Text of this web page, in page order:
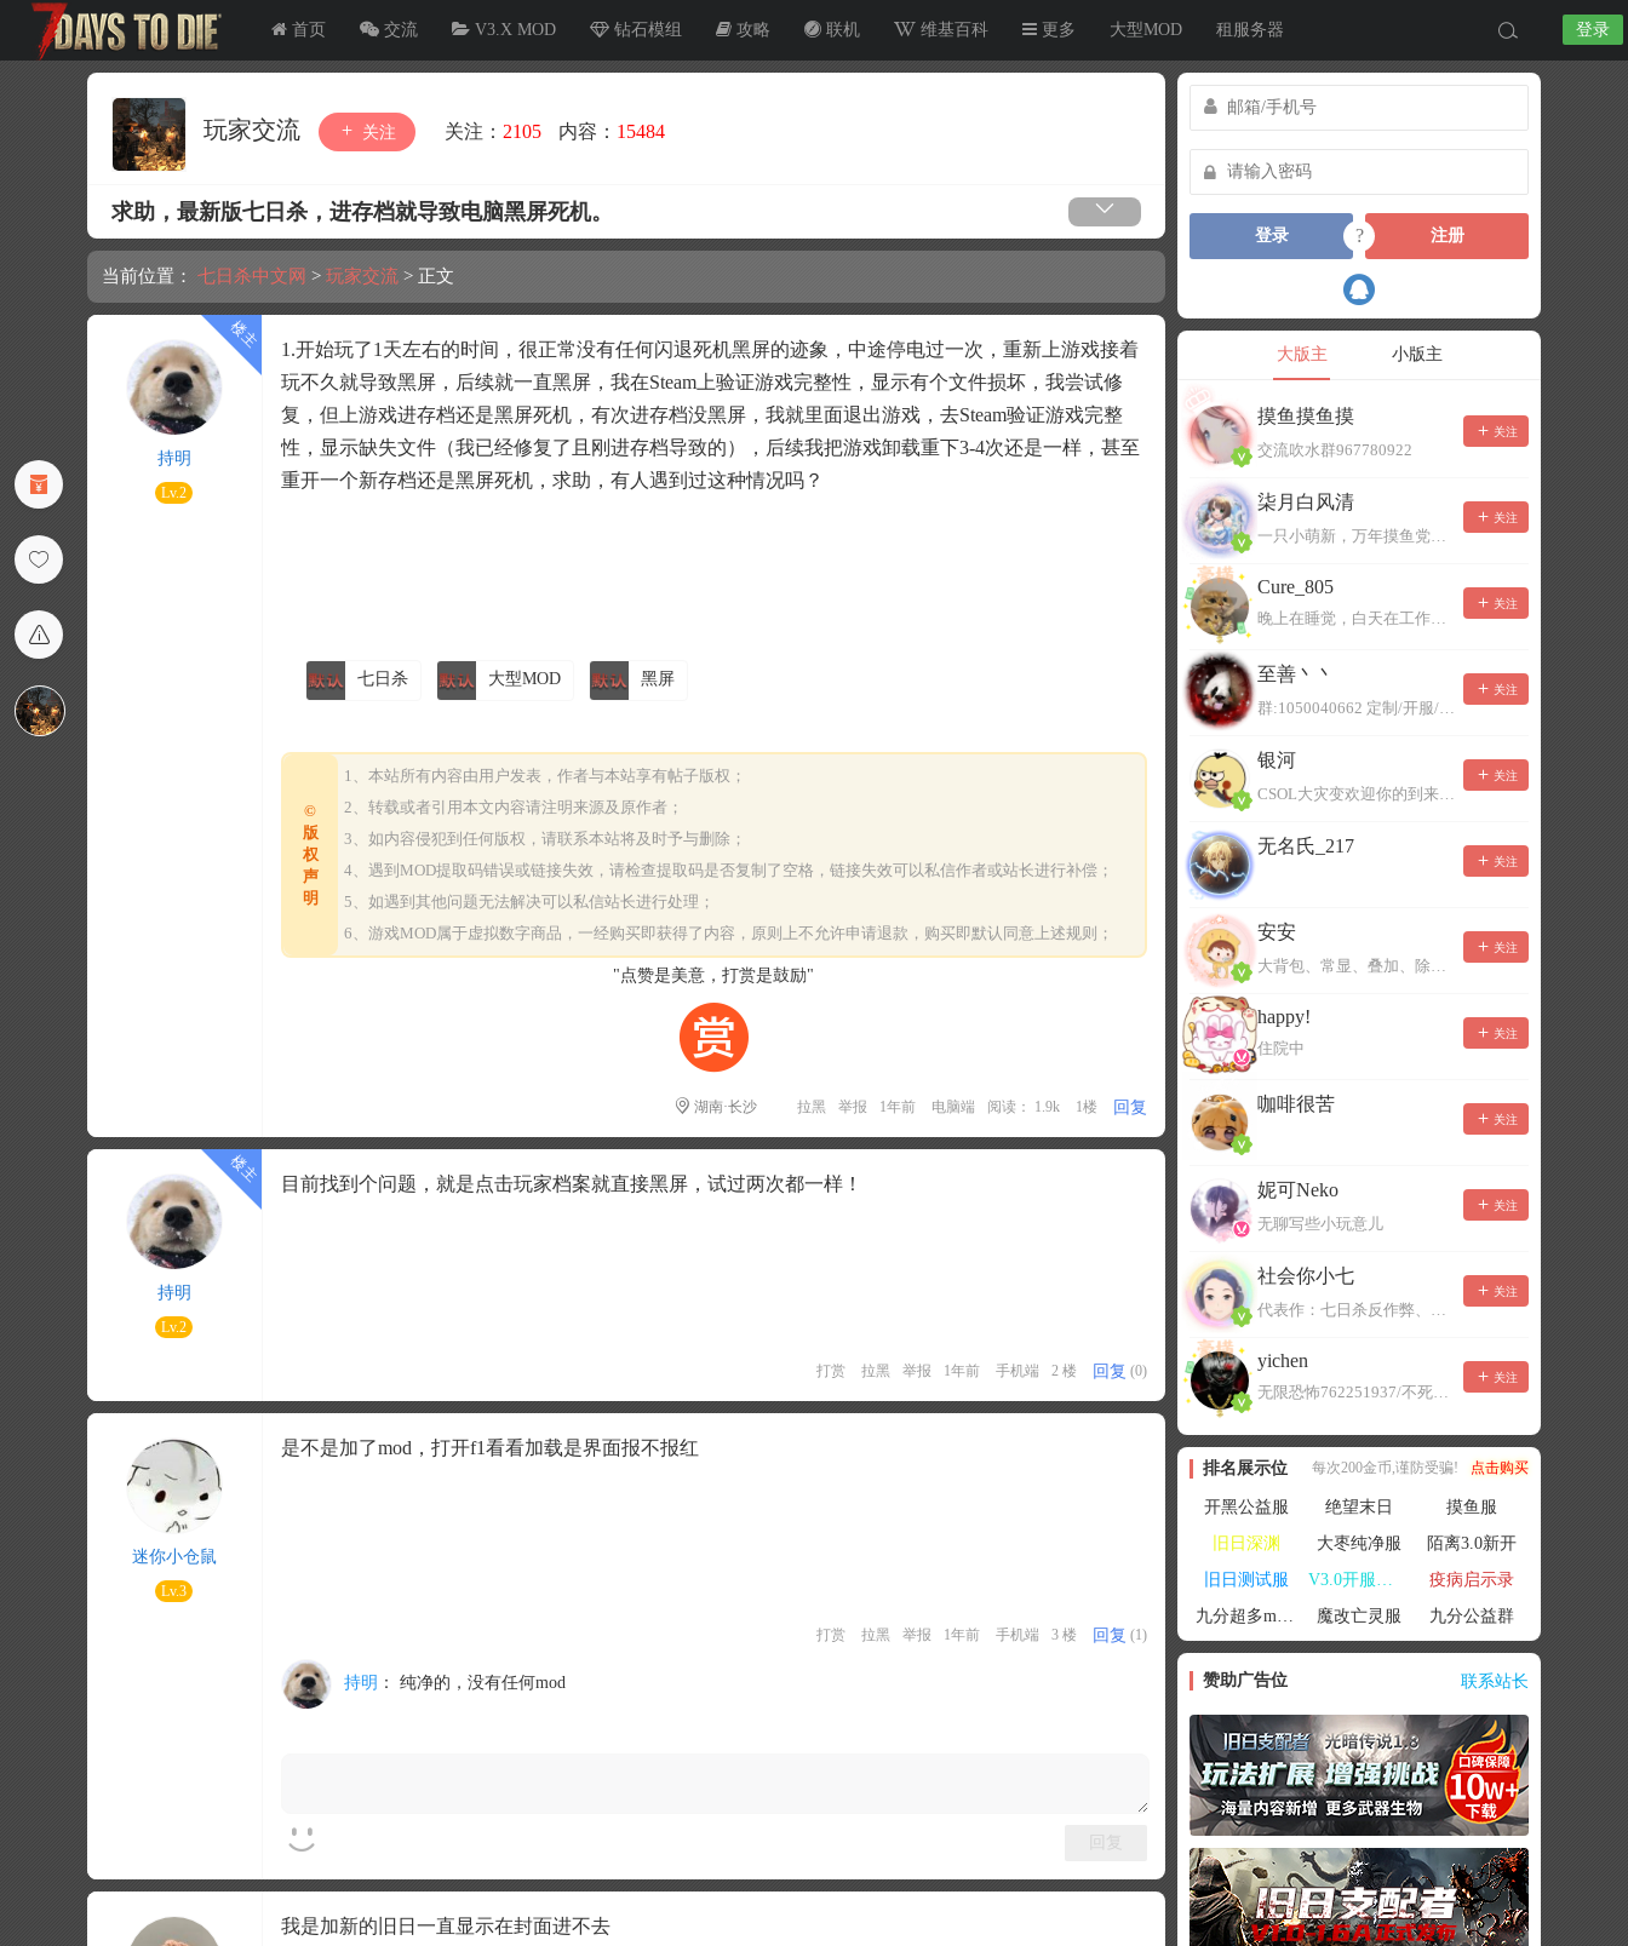
首页 交流 V3.X MOD 钻石模组 攻略 联机 维基百科 更多 大型MOD 租服务器 登录
玩家交流 关注 关注： 2105 内容： 15484
求助，最新版七日杀，进存档就导致电脑黑屏死机。
当前位置： 七日杀中文网 > 玩家交流 > 正文
持明
Lv.2
1.开始玩了1天左右的时间，很正常没有任何闪退死机黑屏的迹象，中途停电过一次，重新上游戏接着
玩不久就导致黑屏，后续就一直黑屏，我在Steam上验证游戏完整性，显示有个文件损坏，我尝试修
复，但上游戏进存档还是黑屏死机，有次进存档没黑屏，我就里面退出游戏，去Steam验证游戏完整
性，显示缺失文件（我已经修复了且刚进存档导致的），后续我把游戏卸载重下3-4次还是一样，甚至
重开一个新存档还是黑屏死机，求助，有人遇到过这种情况吗？
七日杀 大型MOD 黑屏
©
版
权
声
明
1、本站所有内容由用户发表，作者与本站享有帖子版权；
2、转载或者引用本文内容请注明来源及原作者；
3、如内容侵犯到任何版权，请联系本站将及时予与删除；
4、遇到MOD提取码错误或链接失效，请检查提取码是否复制了空格，链接失效可以私信作者或站长进行补偿；
5、如遇到其他问题无法解决可以私信站长进行处理；
6、游戏MOD属于虚拟数字商品，一经购买即获得了内容，原则上不允许申请退款，购买即默认同意上述规则；
"点赞是美意，打赏是鼓励"
湖南·长沙 拉黑 举报 1年前 电脑端 阅读： 1.9k 1楼 回复
持明
Lv.2
目前找到个问题，就是点击玩家档案就直接黑屏，试过两次都一样！
打赏 拉黑 举报 1年前 手机端 2 楼 回复 (0)
迷你小仓鼠
Lv.3
是不是加了mod，打开f1看看加载是界面报不报红
打赏 拉黑 举报 1年前 手机端 3 楼 回复 (1)
持明 ： 纯净的，没有任何mod
回复
我是加新的旧日一直显示在封面进不去
登录 ? 注册
大版主 小版主
摸鱼摸鱼摸
交流吹水群967780922
关注
柒月白风清
一只小萌新，万年摸鱼党！已经脱坑了。。。
关注
Cure_805
晚上在睡觉，白天在工作，不一定能及时回复，有事可以留言！
关注
至善丶丶
群:1050040662 定制/开服/地图制作/价格公道
关注
银河
CSOL大灾变欢迎你的到来。QQ群：967780922
关注
无名氏_217
关注
安安
大背包、常显、叠加、除草树，唯一作者QQ383125283
关注
happy!
住院中
关注
咖啡很苦
关注
妮可Neko
无聊写些小玩意儿
关注
社会你小七
代表作：七日杀反作弊、七日杀云黑、七日杀BOT、七日杀云商城
关注
yichen
无限恐怖762251937/不死者末日1080207504
关注
排名展示位 每次200金币,谨防受骗! 点击购买
开黑公益服 绝望末日
摸鱼服
旧日深渊
大枣纯净服
陌离3.0新开
旧日测试服
V3.0开服联机
疫病启示录
九分超多mod群
魔改亡灵服 九分公益群
赞助广告位 联系站长